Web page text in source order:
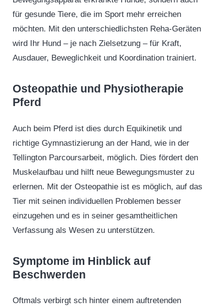
für gesunde Tiere, die im Sport mehr erreichen
möchten. Mit den unterschiedlichsten Reha-Geräten
wird Ihr Hund – je nach Zielsetzung – für Kraft,
Ausdauer, Beweglichkeit und Koordination trainiert.
Osteopathie und Physiotherapie
Pferd
Auch beim Pferd ist dies durch Equikinetik und
richtige Gymnastizierung an der Hand, wie in der
Tellington Parcoursarbeit, möglich. Dies fördert den
Muskelaufbau und hilft neue Bewegungsmuster zu
erlernen. Mit der Osteopathie ist es möglich, auf das
Tier mit seinen individuellen Problemen besser
einzugehen und es in seiner gesamtheitlichen
Verfassung als Wesen zu unterstützen.
Symptome im Hinblick auf
Beschwerden
Oftmals verbirgt sch hinter einem auftretenden